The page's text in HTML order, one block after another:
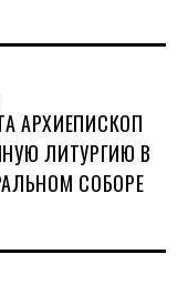
АРХИЕПИСКОП
ЛИТУРГИЮ В
СОБОРЕ